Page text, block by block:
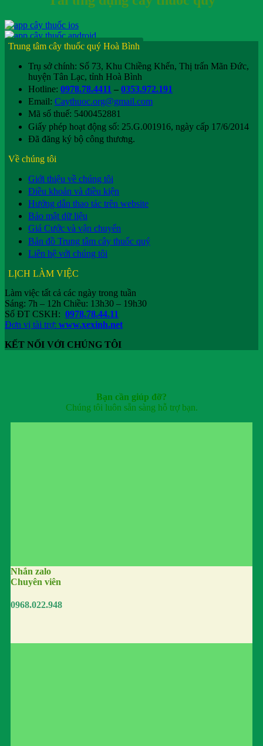
Trung tâm cây thuốc quý Hoà Bình
Trụ sở chính: Số 73, Khu Chiềng Khến, Thị trấn Mãn Đức,
huyện Tân Lạc, tỉnh Hoà Bình
Hotline: 0978.78.4411 – 0353.972.191
Email: Caythuoc.org@gmail.com
Mã số thuế: 5400452881
Giấy phép hoạt động số: 25.G.001916, ngày cấp 17/6/2014
Đã đăng ký bộ công thương.
Về chúng tôi
Giới thiệu về chúng tôi
Điều khoản và điều kiện
Hướng dẫn thao tác trên website
Bảo mật dữ liệu
Giá Cước và vận chuyển
Bản đồ Trung tâm cây thuốc quý
Liên hệ với chúng tôi
LỊCH LÀM VIỆC
Làm việc tất cả các ngày trong tuần
Sáng: 7h – 12h Chiều: 13h30 – 19h30
Số ĐT CSKH: 0978.78.44.11
Đơn vị tài trợ: www.xexinh.net
KẾT NỐI VỚI CHÚNG TÔI
Bạn cần giúp đỡ?
Chúng tôi luôn sẵn sàng hỗ trợ bạn.
Nhắn zalo
Chuyên viên
0968.022.948